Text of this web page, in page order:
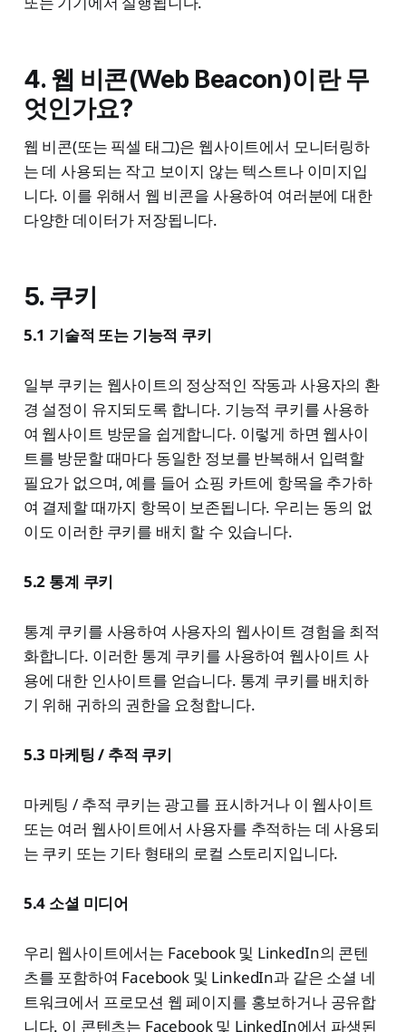
4. 웹 비콘(Web Beacon)이란 무
엇인가요?
웹 비콘(또는 픽셀 태그)은 웹사이트에서 모니터링하
는 데 사용되는 작고 보이지 않는 텍스트나 이미지입
니다. 이를 위해서 웹 비콘을 사용하여 여러분에 대한
다양한 데이터가 저장됩니다.
5. 쿠키
5.1 기술적 또는 기능적 쿠키
일부 쿠키는 웹사이트의 정상적인 작동과 사용자의 환
경 설정이 유지되도록 합니다. 기능적 쿠키를 사용하
여 웹사이트 방문을 쉽게합니다. 이렇게 하면 웹사이
트를 방문할 때마다 동일한 정보를 반복해서 입력할
필요가 없으며, 예를 들어 쇼핑 카트에 항목을 추가하
여 결제할 때까지 항목이 보존됩니다. 우리는 동의 없
이도 이러한 쿠키를 배치 할 수 있습니다.
5.2 통계 쿠키
통계 쿠키를 사용하여 사용자의 웹사이트 경험을 최적
화합니다. 이러한 통계 쿠키를 사용하여 웹사이트 사
용에 대한 인사이트를 얻습니다. 통계 쿠키를 배치하
기 위해 귀하의 권한을 요청합니다.
5.3 마케팅 / 추적 쿠키
마케팅 / 추적 쿠키는 광고를 표시하거나 이 웹사이트
또는 여러 웹사이트에서 사용자를 추적하는 데 사용되
는 쿠키 또는 기타 형태의 로컬 스토리지입니다.
5.4 소셜 미디어
우리 웹사이트에서는 Facebook 및 LinkedIn의 콘텐
츠를 포함하여 Facebook 및 LinkedIn과 같은 소셜 네
트워크에서 프로모션 웹 페이지를 홍보하거나 공유합
니다. 이 콘텐츠는 Facebook 및 LinkedIn에서 파생된